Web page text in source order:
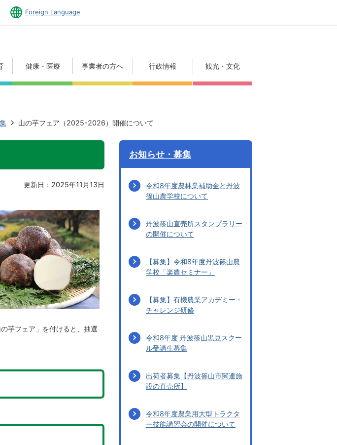
Foreign Language
健康・医療 事業者の方へ 行政情報 観光・文化
山の芋フェア（2025-2026）開催について
更新日：2025年11月13日
芋フェア」を付けると、抽選
お知らせ・募集
令和8年度農林業補助金と丹波
篠山農学校について
丹波篠山直売所スタンプラリー
の開催について
【募集】令和8年度丹波篠山農
学校「楽農セミナー」
【募集】有機農業アカデミー・
チャレンジ研修
令和8年度 丹波篠山黒豆スクー
ル受講生募集
出荷者募集【丹波篠山市関連施
設の直売所】
令和8年度農業用大型トラクタ
ー技能講習会の開催について